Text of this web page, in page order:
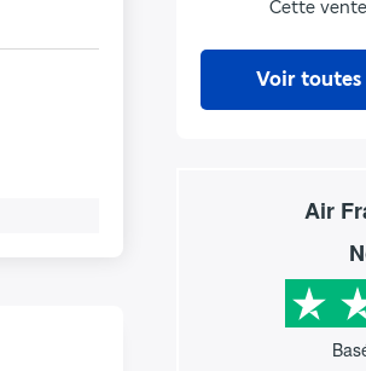
Cette
Voir toutes
Air